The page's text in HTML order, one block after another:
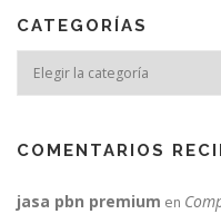
CATEGORÍAS
COMENTARIOS
jasa pbn premium en